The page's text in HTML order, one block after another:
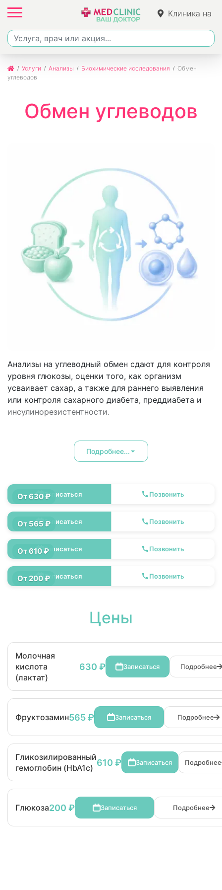
Клиника на
Джалиля
Услуги Анализы Биохимические исследования
Обмен
углеводов
Обмен углеводов
Анализы на углеводный обмен сдают для контроля
уровня глюкозы, оценки того, как организм
усваивает сахар, а также для раннего выявления
или контроля сахарного диабета, преддиабета и
инсулинорезистентности.
Подробнее...
От 630 ₽
Молочная кислота (лактат)
Записаться Позвонить
От 565 ₽
Фруктозамин
Записаться Позвонить
От 610 ₽
Гликозилированный гемоглобин (HbA1c)
Записаться Позвонить
От 200 ₽
Глюкоза
Записаться Позвонить
Цены
Молочная
кислота
(лактат)
630 ₽ Записаться Подробнее
Фруктозамин565 ₽ Записаться Подробнее
Гликозилированный
гемоглобин (HbA1c)
610 ₽ Записаться Подробнее
Глюкоза200 ₽ Записаться Подробнее